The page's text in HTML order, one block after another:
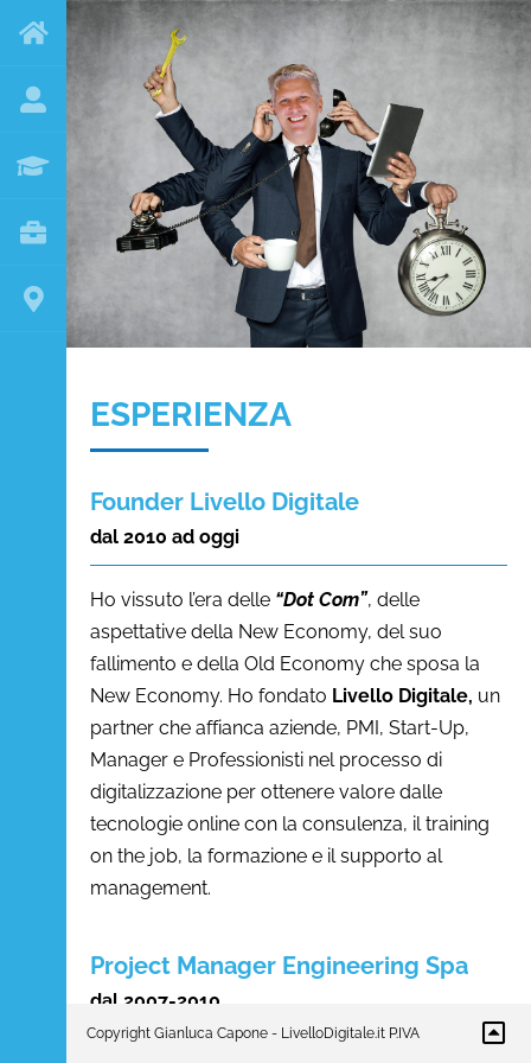
ESPERIENZA
Founder Livello Digitale
dal 2010 ad oggi
Ho vissuto l’era delle “Dot Com”, delle
aspettative della New Economy, del suo
fallimento e della Old Economy che sposa la
New Economy. Ho fondato Livello Digitale, un
partner che affianca aziende, PMI, Start-Up,
Manager e Professionisti nel processo di
digitalizzazione per ottenere valore dalle
tecnologie online con la consulenza, il training
on the job, la formazione e il supporto al
management.
Project Manager Engineering Spa
dal 2007-2010
Copyright Gianluca Capone - LivelloDigitale.it P.IVA